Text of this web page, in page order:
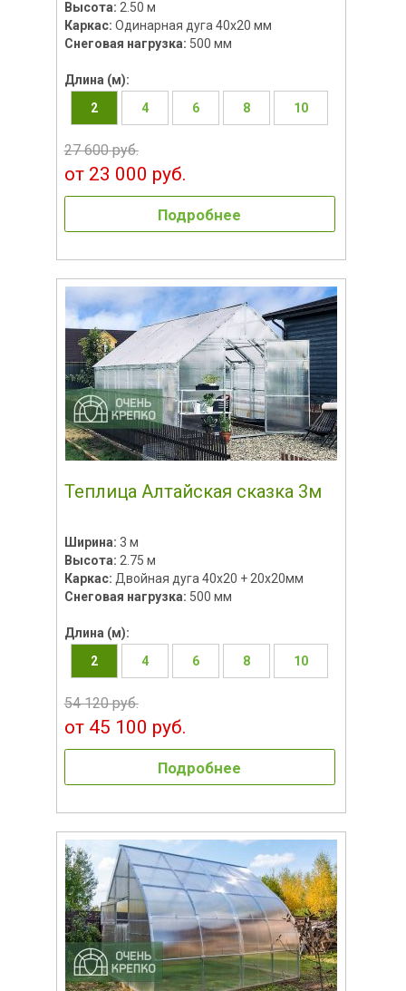
Высота: 2.50 м
Каркас: Одинарная дуга 40х20 мм
Снеговая нагрузка: 500 мм
Длина (м):
2
4 6 8 10
27 600 руб.
от 23 000 руб.
Подробнее
Теплица Алтайская сказка 3м
Ширина: 3 м
Высота: 2.75 м
Каркас: Двойная дуга 40х20 + 20х20мм
Снеговая нагрузка: 500 мм
Длина (м):
2
4 6 8 10
54 120 руб.
от 45 100 руб.
Подробнее